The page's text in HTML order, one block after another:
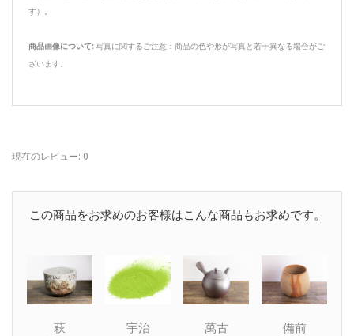
す）。
商品画像について:写真に関するご注意：商品の色や形が写真と若干異なる場合がご
ざいます。
現在のレビュー: 0
この商品をお求めのお客様はこんな商品もお求めです。
萩
宇治
萬古
備前